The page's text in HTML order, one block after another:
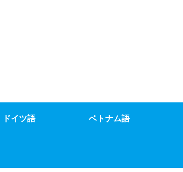
ドイツ語 ベトナム語